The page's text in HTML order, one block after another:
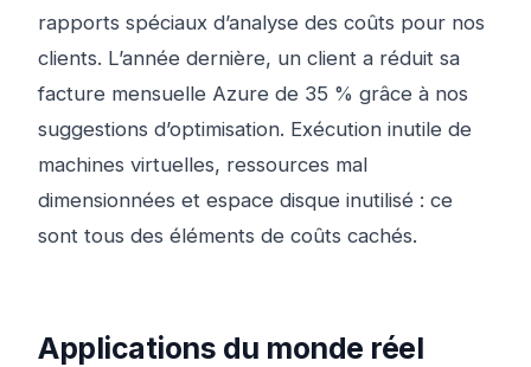
rapports spéciaux d’analyse des coûts pour nos
clients. L’année dernière, un client a réduit sa
facture mensuelle Azure de 35 % grâce à nos
suggestions d’optimisation. Exécution inutile de
machines virtuelles, ressources mal
dimensionnées et espace disque inutilisé : ce
sont tous des éléments de coûts cachés.
Applications du monde réel